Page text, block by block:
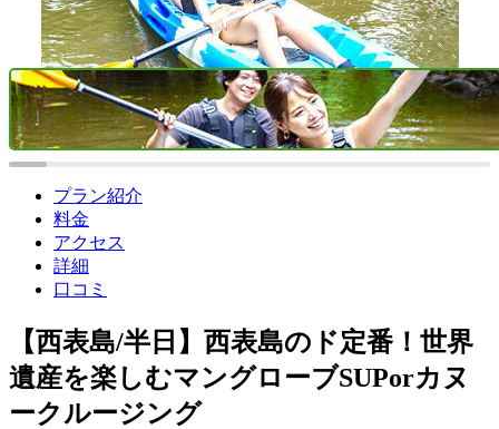
プラン紹介
料金
アクセス
詳細
口コミ
【西表島/半日】西表島のド定番！世界
遺産を楽しむマングローブSUPorカヌ
ークルージング